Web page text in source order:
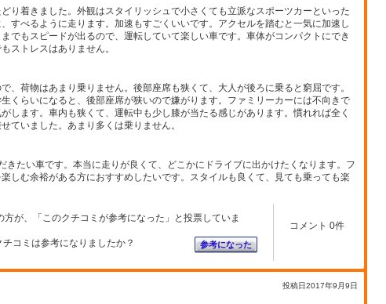
り着きました。外観はスタイリッシュで小さくても立派なスポーツカーといった
すべるように走ります。加速もすごくいいです。アクセルを踏むと一気に加速し
でもスピードが出るので、運転していて楽しい車です。車体がコンパクトにでき
ストレスはありません。
、荷物はあまり乗りません。後部座席も狭くて、大人が後ろに乗ると窮屈です。
くらいになると、後部座席が狭いので嫌がります。ファミリーカーには不向きで
します。車内も狭くて、運転中も少し膝が当たる感じがあります。慣れれば全く
ていました。あまり多くは乗りません。
きたい車です。本当に走りが良くて、どこかにドライブに出かけたくなります。フ
しむ余裕がある方におすすめしたいです。スタイルも良くて、見ても乗っても楽
方が、「このクチコミが参考になった」と投票していま
チコミは参考になりましたか？
参考になった
コメント 0件
投稿日2017年9月9日